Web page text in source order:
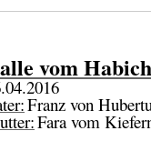
vom
Franz von
Fara vom